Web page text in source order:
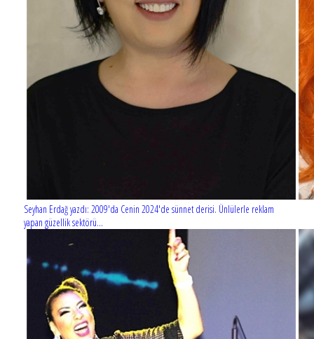
Seyhan Erdağ yazdı: 2009'da Cenin 2024'de sünnet derisi. Ünlülerle reklam
yapan güzellik sektörü...